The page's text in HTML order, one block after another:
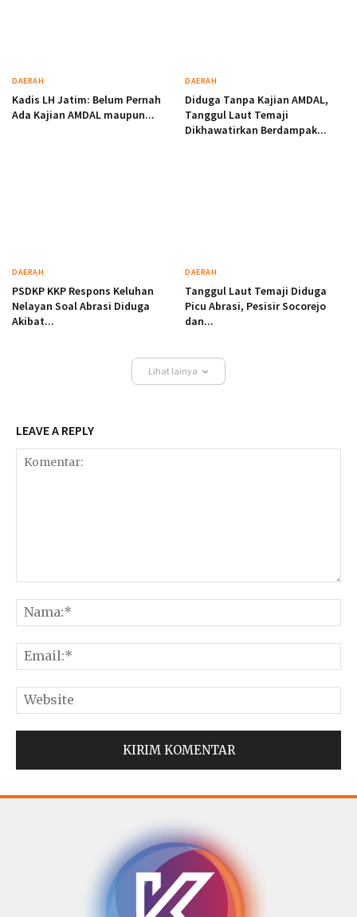
DAERAH
Kadis LH Jatim: Belum Pernah
Ada Kajian AMDAL maupun...
DAERAH
Diduga Tanpa Kajian AMDAL,
Tanggul Laut Temaji
Dikhawatirkan Berdampak...
DAERAH
PSDKP KKP Respons Keluhan
Nelayan Soal Abrasi Diduga
Akibat...
DAERAH
Tanggul Laut Temaji Diduga
Picu Abrasi, Pesisir Socorejo
dan...
Lihat lainya
LEAVE A REPLY